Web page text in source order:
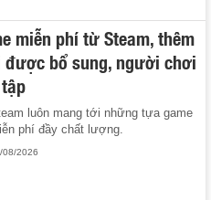
miễn phí từ Steam, thêm
bổ sung, người chơi
luôn mang tới những tựa game
phí đầy chất lượng.
08/2026